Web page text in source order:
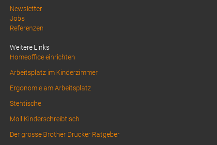
Above
Footer
Newsletter
Jobs
Referenzen
Weitere Links
Homeoffice einrichten
Arbeitsplatz im Kinderzimmer
Ergonomie am Arbeitsplatz
Stehtische
Moll Kinderschreibtisch
Der grosse Brother Drucker Ratgeber